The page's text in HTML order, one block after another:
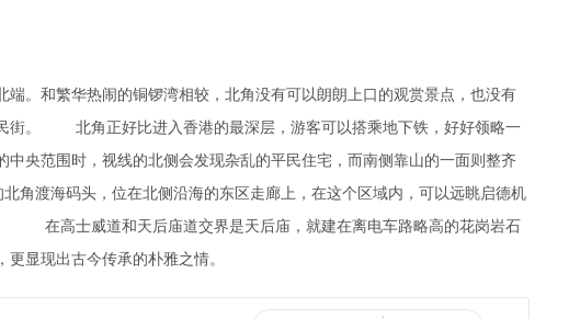
。和繁华热闹的铜锣湾相较，北角没有可以朗朗上口的观赏景点，也没有
街。 北角正好比进入香港的最深层，游客可以搭乘地下铁，好好领略一
央范围时，视线的北侧会发现杂乱的平民住宅，而南侧靠山的一面则整齐
渡海码头，位在北侧沿海的东区走廊上，在这个区域内，可以远眺启德机
在高士威道和天后庙道交界是天后庙，就建在离电车路略高的花岗岩石
显现出古今传承的朴雅之情。